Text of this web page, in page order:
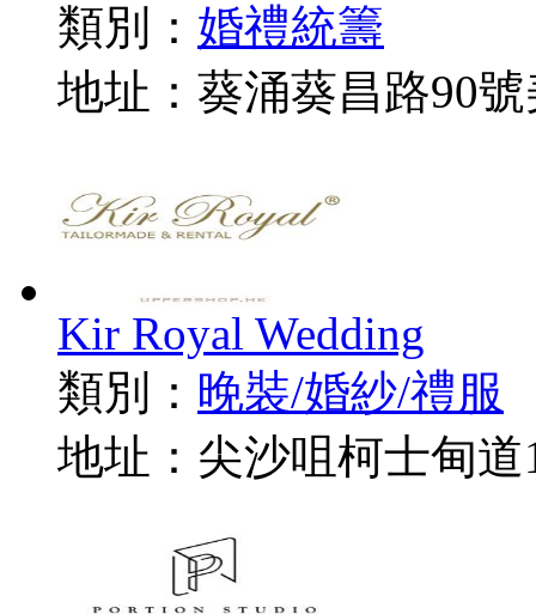
類別： 婚禮統籌
地址：葵涌葵昌路90
Kir Royal Wedding
類別： 晚裝/婚紗/禮服
地址：尖沙咀柯士甸